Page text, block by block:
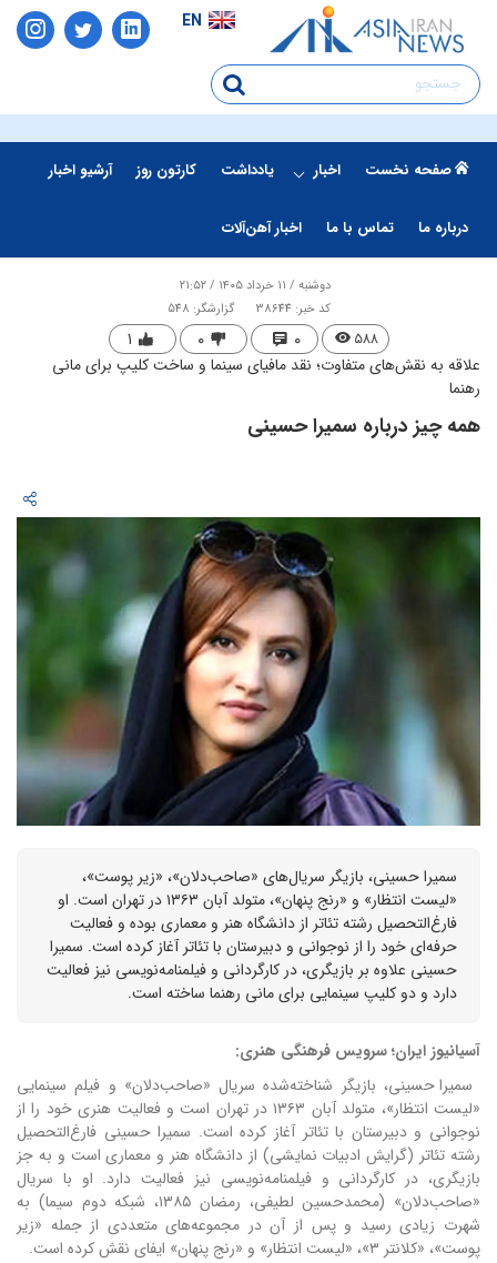
EN
صفحه نخست اخبار یادداشت کارتون روز آرشیو اخبار
درباره ما تماس با ما اخبار آهن‌آلات
دوشنبه / ۱۱ خرداد ۱۴۰۵ / ۲۱:۵۲
کد خبر: 38644
گزارشگر: 548
۵۸۸ ۰ ۰ ۱
علاقه به نقش‌های متفاوت؛ نقد مافیای سینما و ساخت کلیپ برای مانی
رهنما
همه چیز درباره سمیرا حسینی
سمیرا حسینی، بازیگر سریال‌های «صاحب‌دلان»، «زیر پوست»،
«لیست انتظار» و «رنج پنهان»، متولد آبان ۱۳۶۳ در تهران است. او
فارغ‌التحصیل رشته تئاتر از دانشگاه هنر و معماری بوده و فعالیت
حرفه‌ای خود را از نوجوانی و دبیرستان با تئاتر آغاز کرده است. سمیرا
حسینی علاوه بر بازیگری، در کارگردانی و فیلمنامه‌نویسی نیز فعالیت
دارد و دو کلیپ سینمایی برای مانی رهنما ساخته است.
آسیانیوز ایران؛ سرویس فرهنگی هنری:
سمیرا حسینی، بازیگر شناخته‌شده سریال «صاحب‌دلان» و فیلم سینمایی
«لیست انتظار»، متولد آبان ۱۳۶۳ در تهران است و فعالیت هنری خود را از
نوجوانی و دبیرستان با تئاتر آغاز کرده است. سمیرا حسینی فارغ‌التحصیل
رشته تئاتر (گرایش ادبیات نمایشی) از دانشگاه هنر و معماری است و به جز
بازیگری، در کارگردانی و فیلمنامه‌نویسی نیز فعالیت دارد. او با سریال
«صاحب‌دلان» (محمدحسین لطیفی، رمضان ۱۳۸۵، شبکه دوم سیما) به
شهرت زیادی رسید و پس از آن در مجموعه‌های متعددی از جمله «زیر
پوست»، «کلانتر ۳»، «لیست انتظار» و «رنج پنهان» ایفای نقش کرده است.